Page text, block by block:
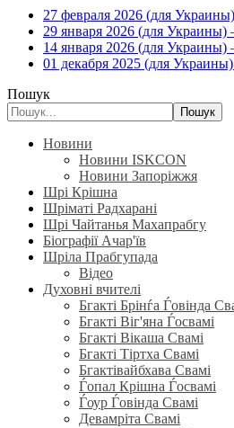
27 февраля 2026 (для
29 января 2026 (для
14 января 2026 (для
01 декабря 2025 (для
Пошук
Пошук
Новини
Новини ISKCON
Новини Запоріжжя
Шрі Крішна
Шріматі Радхарані
Шрі Чайтанья Махапрабгу
Біографії Ачар'їв
Шріла Прабгупада
Відео
Духовні вчителі
Бгакті Брінѓа Ѓовінда
Бгакті Віг'яна Ѓосвамі
Бгакті Вікаша Свамі
Бгакті Тіртха Свамі
Бгактівайбхава Свамі
Ѓопал Крішна Ѓосвамі
Ѓоур Ѓовінда Свамі
Девамріта Свамі